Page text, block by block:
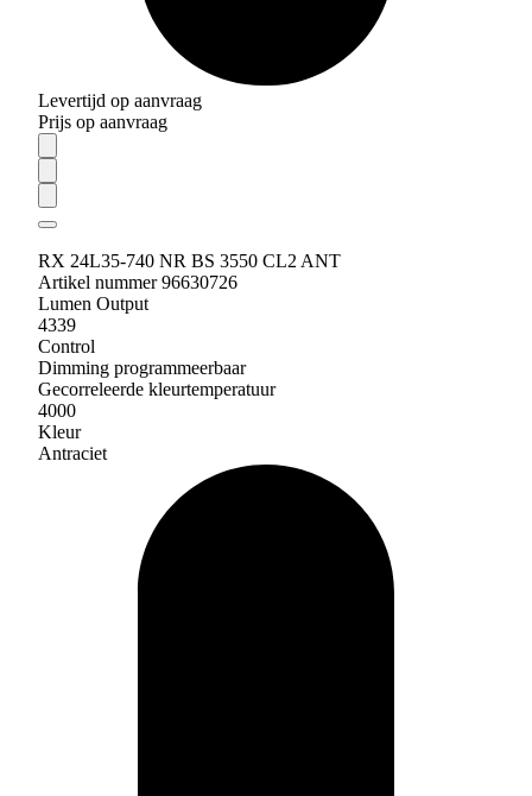
Levertijd op aanvraag
Prijs op aanvraag
RX 24L35-740 NR BS 3550 CL2 ANT
Artikel nummer 96630726
Lumen Output
4339
Control
Dimming programmeerbaar
Gecorreleerde kleurtemperatuur
4000
Kleur
Antraciet